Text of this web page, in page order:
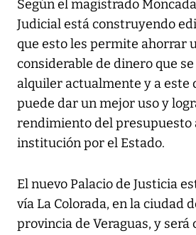
Según el magistrado
Judicial está construyendo
que esto les permite ahorrar
considerable de dinero que
alquiler actualmente y a este
puede dar un mejor uso y
rendimiento del presupuesto
institución por el Estado.
El nuevo Palacio de Justicia
vía La Colorada, en la ciudad
provincia de Veraguas, y